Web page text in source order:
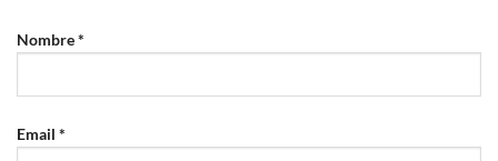
Nombre *
Email *